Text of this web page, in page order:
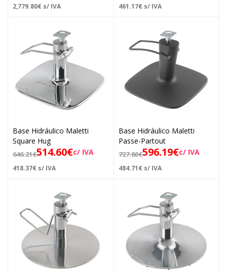
2,779.80€ s/ IVA 461.17€ s/ IVA
Base Hidráulico Maletti
Square Hug
646.21€514.60€c/ IVA
418.37€ s/ IVA
Base Hidráulico Maletti
Passe-Partout
727.80€596.19€c/ IVA
484.71€ s/ IVA